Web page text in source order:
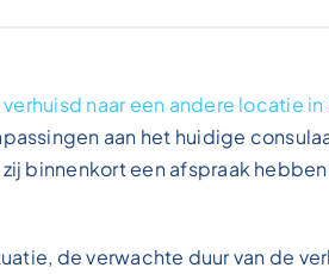
verhuisd naar een andere locatie
aan het huidige
binnenkort een afspraak
de verwachte duur van de